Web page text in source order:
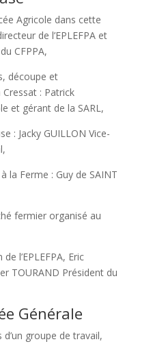
Agricole dans cette
de l’EPLEFPA et
CFPPA,
découpe et
: Patrick
et gérant de la SARL,
: Jacky GUILLON Vice-
la Ferme : Guy de SAINT
fermier organisé au
l’EPLEFPA, Eric
TOURAND Président du
Générale
groupe de travail,